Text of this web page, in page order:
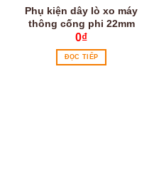
Phụ kiện dây lò xo máy
thông cống phi 22mm
0₫
ĐỌC TIẾP